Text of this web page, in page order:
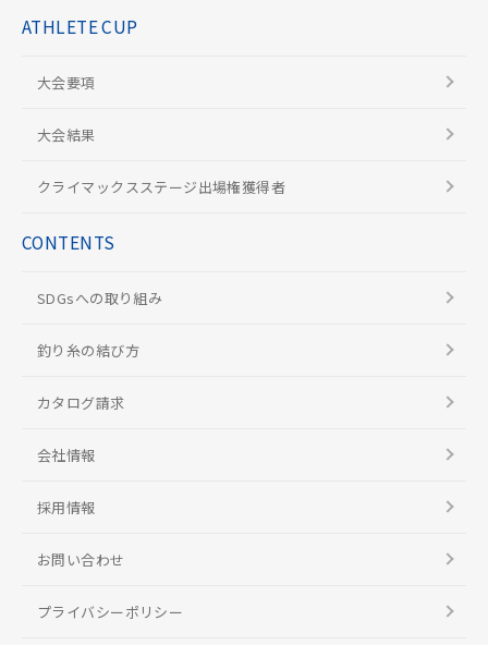
ATHLETE CUP
大会要項
大会結果
クライマックスステージ出場権獲得者
CONTENTS
SDGsへの取り組み
釣り糸の結び方
カタログ請求
会社情報
採用情報
お問い合わせ
プライバシーポリシー